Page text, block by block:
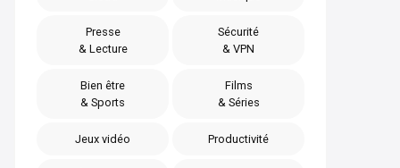
Presse
& Lecture
Sécurité
& VPN
Bien être
& Sports
Films
& Séries
Jeux vidéo Productivité